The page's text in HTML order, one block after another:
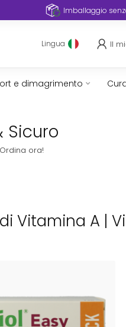
Imballaggio
Lingua Il
e dimagrimento
Sicuro
ora!
Vitamina A |